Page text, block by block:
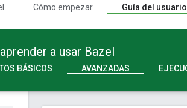
Cómo empezar Guía del usuario
a usar Bazel
BÁSICOS AVANZADAS